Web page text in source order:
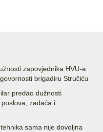
zapovjednika HVU-a
brigadiru Stručiću
predao dužnosti
zadaća i
sama nije dovoljna